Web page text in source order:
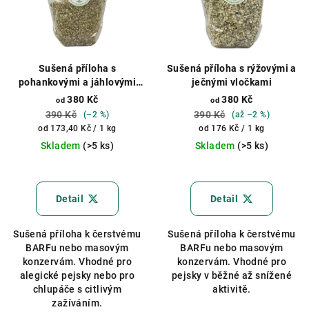
Sušená příloha s
pohankovými a jáhlovými
vločkami
od 380 Kč
390 Kč
(–2 %)
Měrná
cena:
od 173,40 Kč / 1 kg
Skladem (>5 ks)
Detail
Sušená příloha k čerstvému
BARFu nebo masovým
konzervám. Vhodné pro
alegické pejsky nebo pro
chlupáče s citlivým
zažíváním.
Sušená příloha s rýžovými a
ječnými vločkami
od 380 Kč
390 Kč
(až –2 %)
Měrná
cena:
od 176 Kč / 1 kg
Skladem (>5 ks)
Detail
Sušená příloha k čerstvému
BARFu nebo masovým
konzervám. Vhodné pro
pejsky v běžné až snížené
aktivitě.